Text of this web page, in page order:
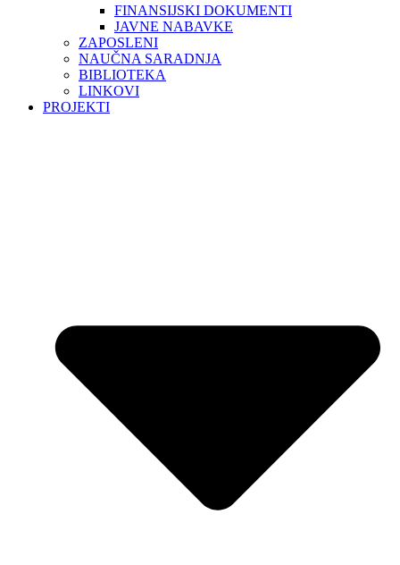
FINANSIJSKI DOKUMENTI
JAVNE NABAVKE
ZAPOSLENI
NAUČNA SARADNJA
BIBLIOTEKA
LINKOVI
PROJEKTI